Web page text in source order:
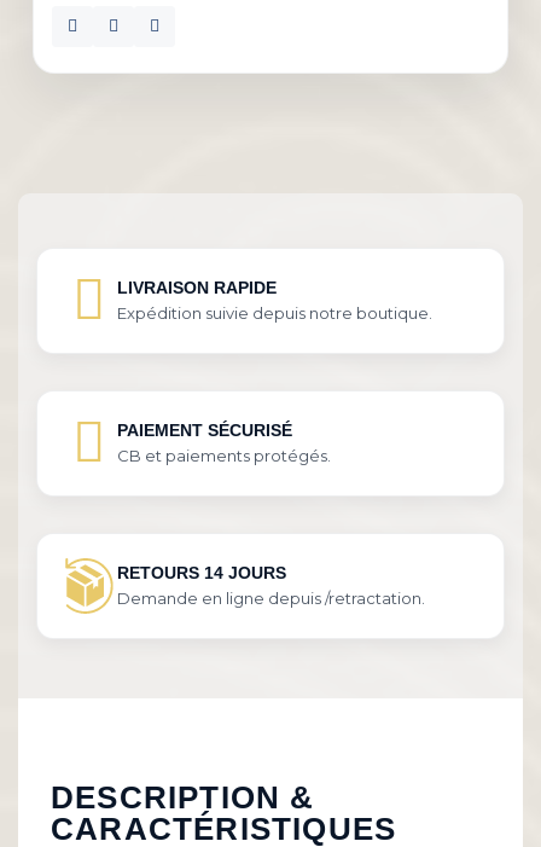
LIVRAISON RAPIDE
Expédition suivie depuis notre boutique.
PAIEMENT SÉCURISÉ
CB et paiements protégés.
RETOURS 14 JOURS
Demande en ligne depuis /retractation.
DESCRIPTION &
CARACTÉRISTIQUES